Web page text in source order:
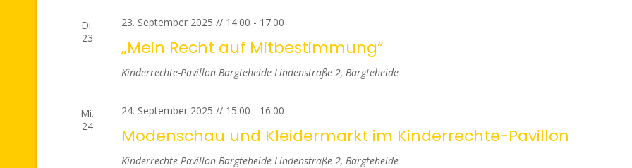
Di.
23
23. September 2025 // 14:00 - 17:00
„Mein Recht auf Mitbestimmung“
Kinderrechte-Pavillon Bargteheide Lindenstraße 2, Bargteheide
Mi.
24
24. September 2025 // 15:00 - 16:00
Modenschau und Kleidermarkt im Kinderrechte-Pavillon
Kinderrechte-Pavillon Bargteheide Lindenstraße 2, Bargteheide